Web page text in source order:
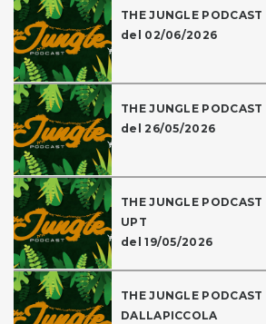
THE JUNGLE
del 02/06/2026
THE JUNGLE
del 26/05/2026
THE JUNGLE
UPT
del 19/05/2026
THE JUNGLE
DALLAPICCOLA